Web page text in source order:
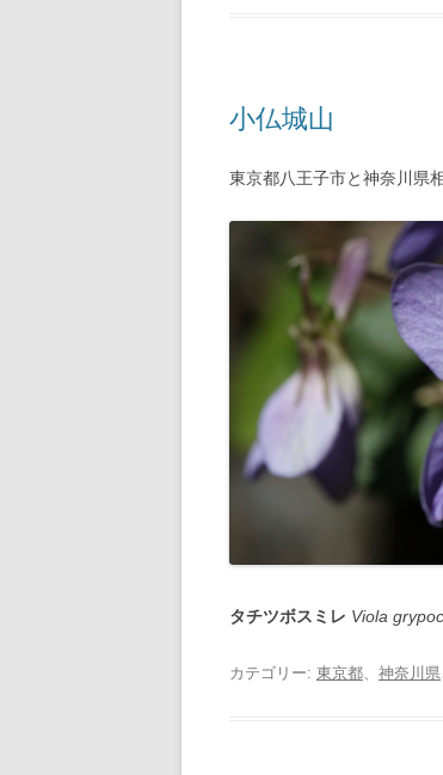
小仏城山
東京都八王子市と神奈川県
タチツボスミレ Viola
カテゴリー: 東京都、 神奈川県